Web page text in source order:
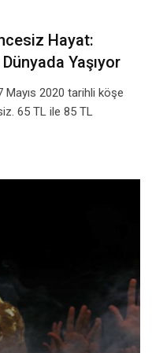
Hayat:
Yaşıyor
Mayıs 2020 tarihli köşe
65 TL ile 85 TL